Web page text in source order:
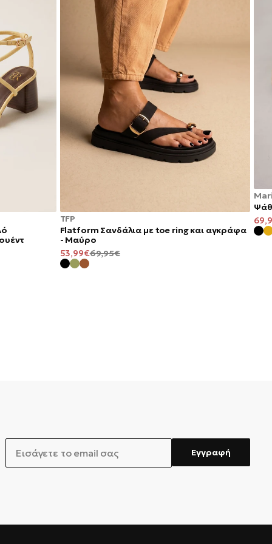
TFP
Flatform Σανδάλια με toe ring και αγκράφα
- Μαύρο
ΚΑΝΟΝΙΚΉ
69,95€
ΤΙΜΉ
ΠΡΟΣΦΟΡΆΣ
53,99€
EMAIL
Εγγραφή